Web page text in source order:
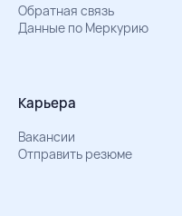
Обратная связь
Данные по Меркурию
Карьера
Вакансии
Отправить резюме